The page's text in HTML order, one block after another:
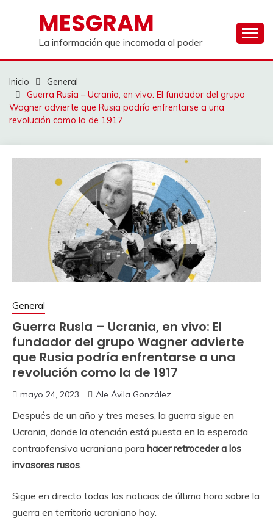
contenidoMESGRAM
La información que incomoda al poder
Inicio
General
Guerra Rusia – Ucrania, en vivo: El fundador del grupo
Wagner advierte que Rusia podría enfrentarse a una
revolución como la de 1917
General
Guerra Rusia – Ucrania, en vivo: El
fundador del grupo Wagner advierte
que Rusia podría enfrentarse a una
revolución como la de 1917
mayo 24, 2023 Ale Ávila González
Después de un año y tres meses, la guerra sigue en
Ucrania, donde la atención está puesta en la esperada
contraofensiva ucraniana para hacer retroceder a los
invasores rusos.
Sigue en directo todas las noticias de última hora sobre la
guerra en territorio ucraniano hoy.